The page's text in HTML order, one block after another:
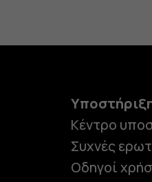
Κέντρο
Συχνές
Οδηγοί